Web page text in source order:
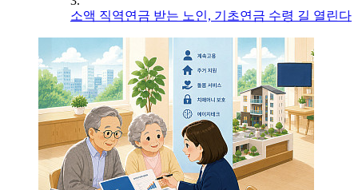
소액 직역연금 받는 노인, 기초연금 수령 길 열린다